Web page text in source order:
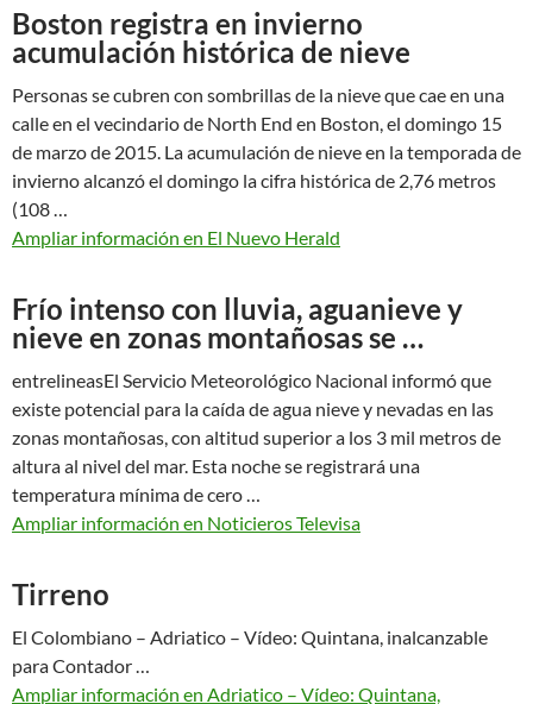
Boston registra en invierno
acumulación histórica de nieve
Personas se cubren con sombrillas de la nieve que cae en una
calle en el vecindario de North End en Boston, el domingo 15
de marzo de 2015. La acumulación de nieve en la temporada de
invierno alcanzó el domingo la cifra histórica de 2,76 metros
(108 …
Ampliar información en El Nuevo Herald
Frío intenso con lluvia, aguanieve y
nieve en zonas montañosas se …
entrelineasEl Servicio Meteorológico Nacional informó que
existe potencial para la caída de agua nieve y nevadas en las
zonas montañosas, con altitud superior a los 3 mil metros de
altura al nivel del mar. Esta noche se registrará una
temperatura mínima de cero …
Ampliar información en Noticieros Televisa
Tirreno
El Colombiano – Adriatico – Vídeo: Quintana, inalcanzable
para Contador …
Ampliar información en Adriatico – Vídeo: Quintana,